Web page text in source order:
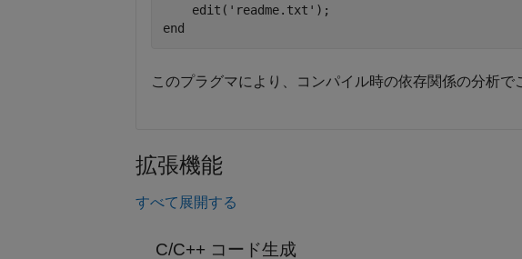
    edit(
'readme.txt'
end
このプラグマにより、コンパイル時の依存関係の分析で
拡張機能
すべて展開する
C/C++ コード生成